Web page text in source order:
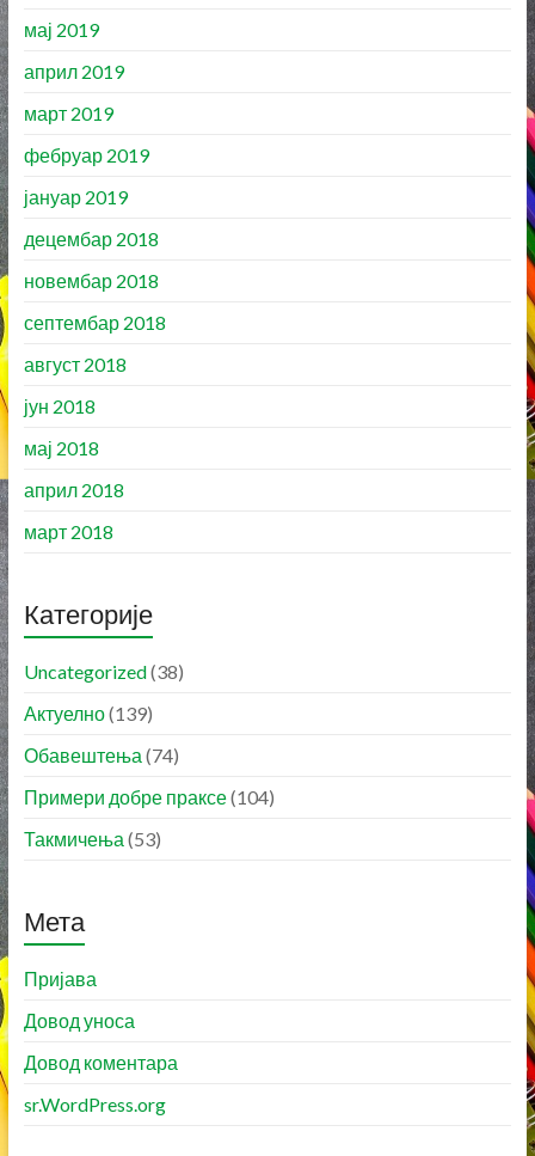
мај 2019
април 2019
март 2019
фебруар 2019
јануар 2019
децембар 2018
новембар 2018
септембар 2018
август 2018
јун 2018
мај 2018
април 2018
март 2018
Категорије
Uncategorized(38)
Актуелно(139)
Обавештења (74)
Примери добре праксе(104)
Такмичења (53)
Мета
Пријава
Довод уноса
Довод коментара
sr.WordPress.org